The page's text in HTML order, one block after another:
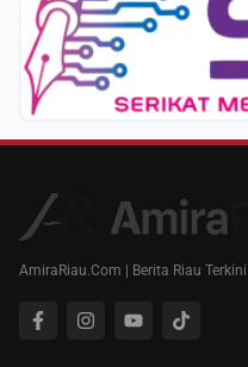
AmiraRiau.Com | Berita Riau